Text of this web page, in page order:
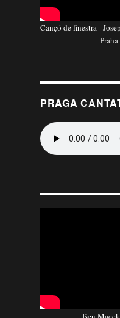
Cançó de finestra -
PRAGA